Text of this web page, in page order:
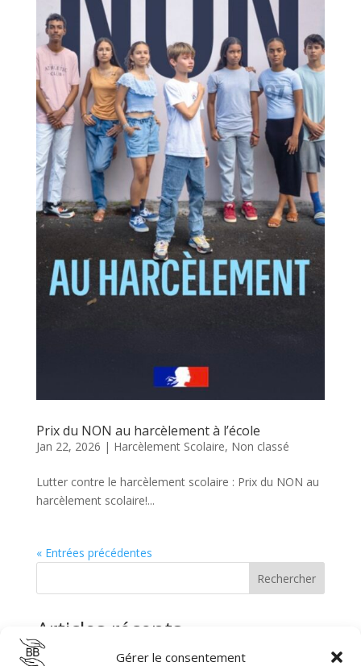
Gérer le consentement
Prix du NON au harcèlement à l’école
Jan 22, 2026 | Harcèlement Scolaire, Non classé
Lutter contre le harcèlement scolaire : Prix du NON au
harcèlement scolaire!...
« Entrées précédentes
Rechercher
Articles récents
La HAS – Certification de la prévention des Violences